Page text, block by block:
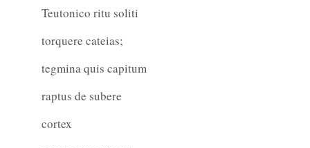
Teutonico ritu soliti
torquere cateias;
tegmina quis capitum
raptus de subere
cortex